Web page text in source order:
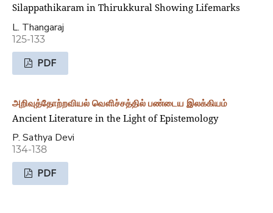
Silappathikaram in Thirukkural Showing Lifemarks
L. Thangaraj
125-133
PDF
அறிவுத்தோற்றவியல் வெளிச்சத்தில் பண்டைய இலக்கியம்
Ancient Literature in the Light of Epistemology
P. Sathya Devi
134-138
PDF